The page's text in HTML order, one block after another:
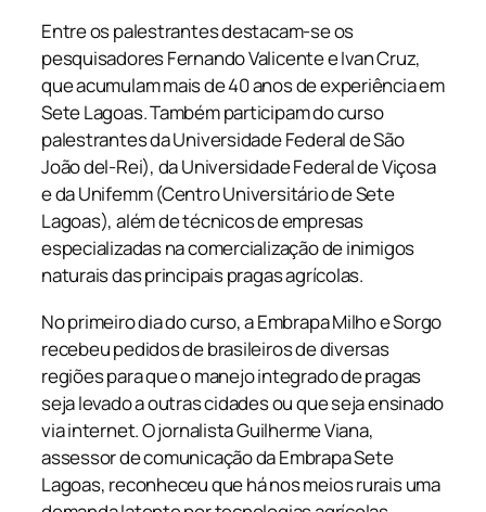
Entre os palestrantes destacam-se os
pesquisadores Fernando Valicente e Ivan Cruz,
que acumulam mais de 40 anos de experiência em
Sete Lagoas. Também participam do curso
palestrantes da Universidade Federal de São
João del-Rei), da Universidade Federal de Viçosa
e da Unifemm (Centro Universitário de Sete
Lagoas), além de técnicos de empresas
especializadas na comercialização de inimigos
naturais das principais pragas agrícolas.
No primeiro dia do curso, a Embrapa Milho e Sorgo
recebeu pedidos de brasileiros de diversas
regiões para que o manejo integrado de pragas
seja levado a outras cidades ou que seja ensinado
via internet. O jornalista Guilherme Viana,
assessor de comunicação da Embrapa Sete
Lagoas, reconheceu que há nos meios rurais uma